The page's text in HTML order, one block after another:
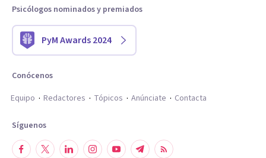
Psicólogos nominados y premiados
PyM Awards 2024
Conócenos
Equipo
Redactores Tópicos Anúnciate Contacta
Síguenos